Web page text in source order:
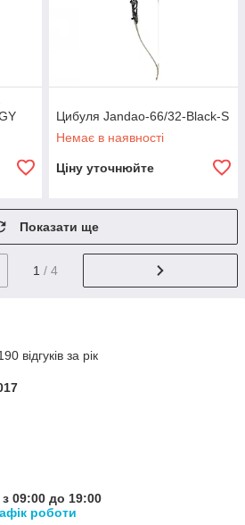
Цибуля Jandao-66/32-Black-S
Немає в наявності
Ціну уточнюйте
Показати ще
1 / 4
відгуків за рік
09:00 до 19:00
роботи